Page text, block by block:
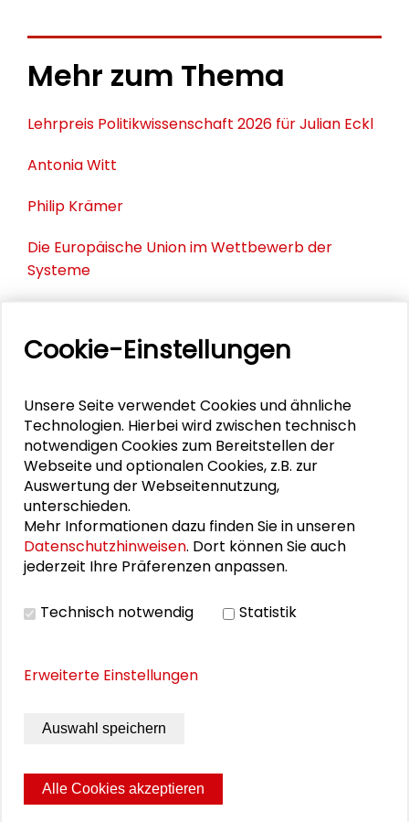
Mehr zum Thema
Lehrpreis Politikwissenschaft 2026 für Julian Eckl
Antonia Witt
Philip Krämer
Die Europäische Union im Wettbewerb der
Systeme
Alexander Gemeinhardt
Philipp Gutbrod
Franz Grubauer
Karsten Wiegand
THEMEN ZU DIESEM BEITRAG
Demokratie und Engagement
Internationale Stadtgesellschaft
Cookie-Einstellungen
Unsere Seite verwendet Cookies und ähnliche
Technologien. Hierbei wird zwischen technisch
notwendigen Cookies zum Bereitstellen der
Webseite und optionalen Cookies, z.B. zur
Auswertung der Webseitennutzung,
unterschieden.
Mehr Informationen dazu finden Sie in unseren
Datenschutzhinweisen. Dort können Sie auch
jederzeit Ihre Präferenzen anpassen.
Technisch notwendig Statistik
Erweiterte Einstellungen
Auswahl speichern
Alle Cookies akzeptieren